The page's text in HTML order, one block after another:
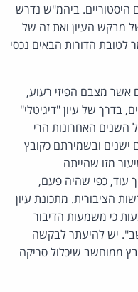
היסטוריים. ביהמ"ש נדרש
מבקש העיון ואת זה של
הדורות הבאים נכסי
אשר מצבם הפיזי רעוע,
בדרך של עיון "דיגיטלי"
השנים האחרונות הרי
ישנים ובשמירתם כקובץ
מזו שהייתה
עוד, כפי שהיה פעם,
הציבורית. מתכונת עיון
כי משמעות הדיבור
יש להיעתר לבקשה
ממוחשב שיכלול סריקה